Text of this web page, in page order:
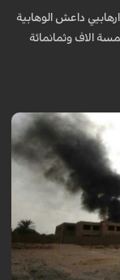
داعش الوهابية
الاف وثمانمائة